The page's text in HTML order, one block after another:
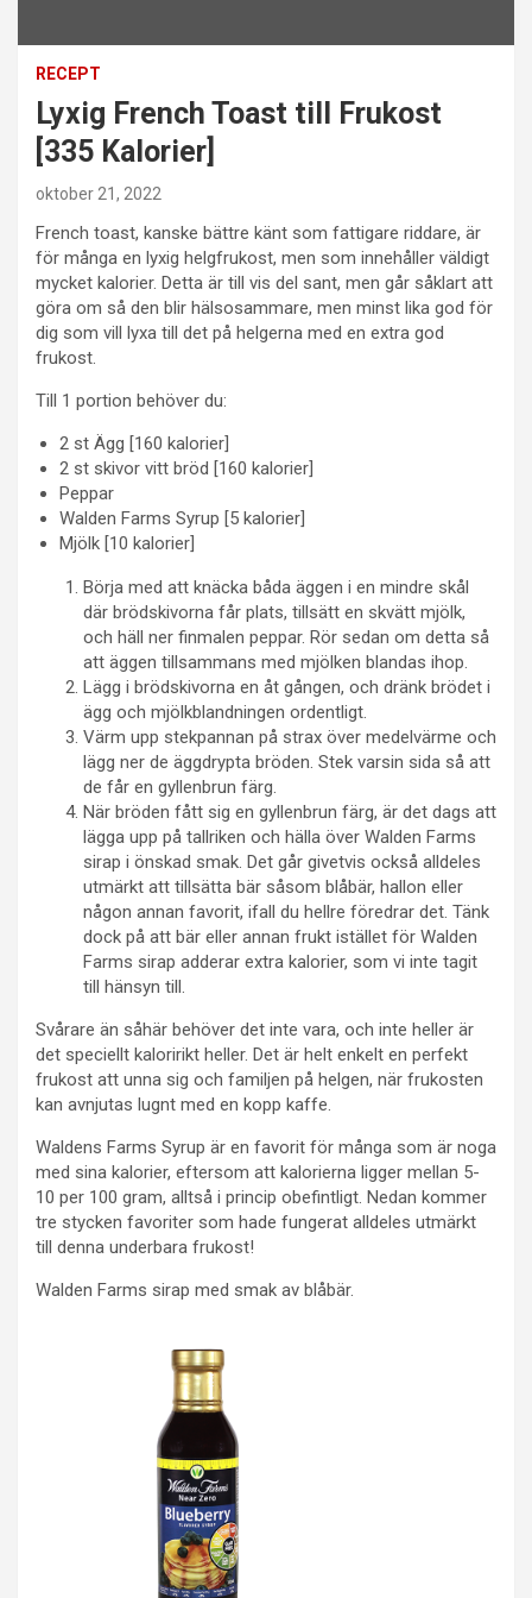
RECEPT
Lyxig French Toast till Frukost
[335 Kalorier]
oktober 21, 2022
French toast, kanske bättre känt som fattigare riddare, är
för många en lyxig helgfrukost, men som innehåller väldigt
mycket kalorier. Detta är till vis del sant, men går såklart att
göra om så den blir hälsosammare, men minst lika god för
dig som vill lyxa till det på helgerna med en extra god
frukost.
Till 1 portion behöver du:
2 st Ägg [160 kalorier]
2 st skivor vitt bröd [160 kalorier]
Peppar
Walden Farms Syrup [5 kalorier]
Mjölk [10 kalorier]
Börja med att knäcka båda äggen i en mindre skål
där brödskivorna får plats, tillsätt en skvätt mjölk,
och häll ner finmalen peppar. Rör sedan om detta så
att äggen tillsammans med mjölken blandas ihop.
Lägg i brödskivorna en åt gången, och dränk brödet i
ägg och mjölkblandningen ordentligt.
Värm upp stekpannan på strax över medelvärme och
lägg ner de äggdrypta bröden. Stek varsin sida så att
de får en gyllenbrun färg.
När bröden fått sig en gyllenbrun färg, är det dags att
lägga upp på tallriken och hälla över Walden Farms
sirap i önskad smak. Det går givetvis också alldeles
utmärkt att tillsätta bär såsom blåbär, hallon eller
någon annan favorit, ifall du hellre föredrar det. Tänk
dock på att bär eller annan frukt istället för Walden
Farms sirap adderar extra kalorier, som vi inte tagit
till hänsyn till.
Svårare än såhär behöver det inte vara, och inte heller är
det speciellt kaloririkt heller. Det är helt enkelt en perfekt
frukost att unna sig och familjen på helgen, när frukosten
kan avnjutas lugnt med en kopp kaffe.
Waldens Farms Syrup är en favorit för många som är noga
med sina kalorier, eftersom att kalorierna ligger mellan 5-
10 per 100 gram, alltså i princip obefintligt. Nedan kommer
tre stycken favoriter som hade fungerat alldeles utmärkt
till denna underbara frukost!
Walden Farms sirap med smak av blåbär.